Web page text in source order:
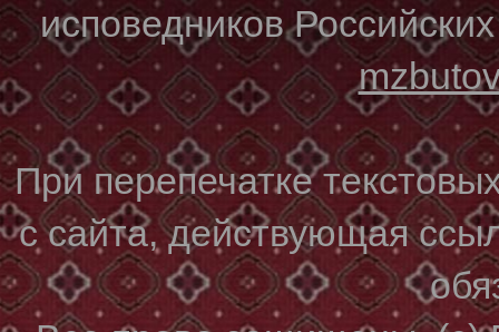
исповедников
При перепечатке
с сайта, действующая